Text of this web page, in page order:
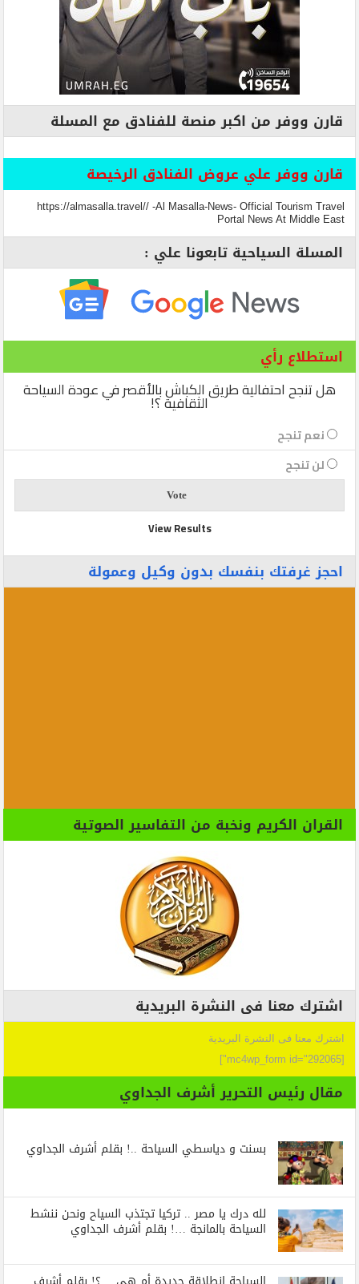
قارن ووفر من اكبر منصة للفنادق مع المسلة
قارن ووفر علي عروض الفنادق الرخيصة
https://almasalla.travel// -Al Masalla-News- Official Tourism Travel
Portal News At Middle East
المسلة السياحية تابعونا علي :
استطلاع رأي
هل تنجح احتفالية طريق الكباش بالأقصر في عودة السياحة
الثقافية ؟!
نعم تنجح
لن تنجح
View Results
احجز غرفتك بنفسك بدون وكيل وعمولة
القران الكريم ونخبة من التفاسير الصوتية
اشترك معنا فى النشرة البريدية
اشترك معنا فى النشرة البريدية
[mc4wp_form id="292065"]
مقال رئيس التحرير أشرف الجداوي
بسنت و دياسطي السياحة ..! بقلم أشرف الجداوي
لله درك يا مصر .. تركيا تجتذب السياح ونحن ننشط
السياحة بالمانجة …! بقلم أشرف الجداوي